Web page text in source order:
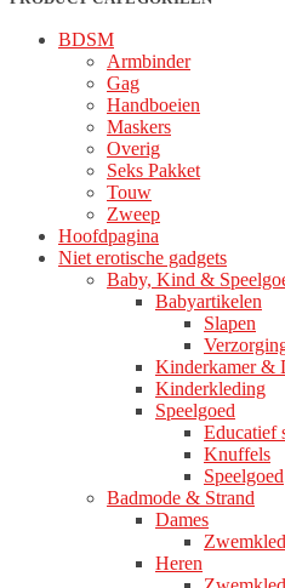
BDSM
Armbinder
Gag
Handboeien
Maskers
Overig
Seks Pakket
Touw
Zweep
Hoofdpagina
Niet erotische gadgets
Baby, Kind &
Babyartikelen
Slapen
Kinderkamer &
Kinderkleding
Speelgoed
Educatief
Knuffels
Speelgoed
Badmode & Strand
Dames
Heren